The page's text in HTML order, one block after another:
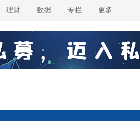
理财 数据 专栏 更多